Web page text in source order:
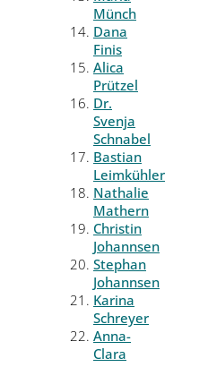
Münch
Dana
Finis
Alica
Prützel
Dr.
Svenja
Schnabel
Bastian
Leimkühler
Nathalie
Mathern
Christin
Johannsen
Stephan
Johannsen
Karina
Schreyer
Anna-
Clara